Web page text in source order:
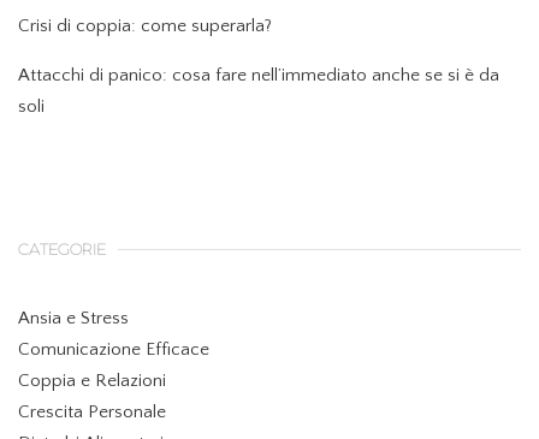
Crisi di coppia: come superarla?
Attacchi di panico: cosa fare nell’immediato anche se si è da
soli
CATEGORIE
Ansia e Stress
Comunicazione Efficace
Coppia e Relazioni
Crescita Personale